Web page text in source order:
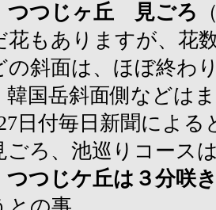
つつじヶ丘 見ごろ
花もありますが、花
の斜面は、ほぼ終わ
韓国岳斜面側などは
日付毎日新聞によ
ごろ、池巡りコース
つつじケ丘は３分咲